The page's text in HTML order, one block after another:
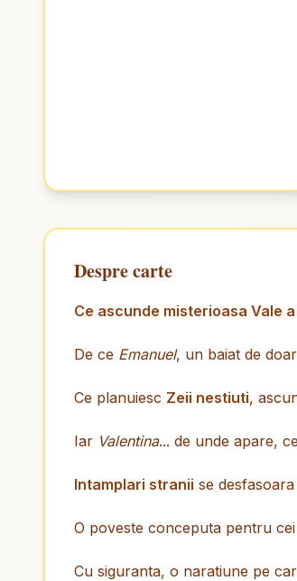
Despre carte
Ce ascunde misterioasa Vale
De ce Emanuel, un baiat de
Ce planuiesc Zeii nestiuti,
Iar Valentina... de unde apare,
Intamplari stranii se
O poveste conceputa pentru
Cu siguranta, o naratiune pe